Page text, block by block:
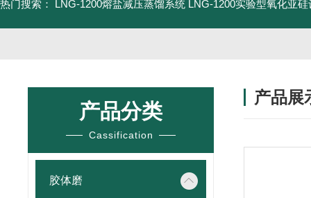
热门搜索： LNG-1200熔盐减压蒸馏系统 LNG-1200实验型氧化亚硅
产品分类
Cassification
胶体磨
产品展